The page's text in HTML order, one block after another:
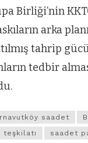
Birliği’nin
arka
tahrip
tedbir
saadet
teşkilatı
saadet